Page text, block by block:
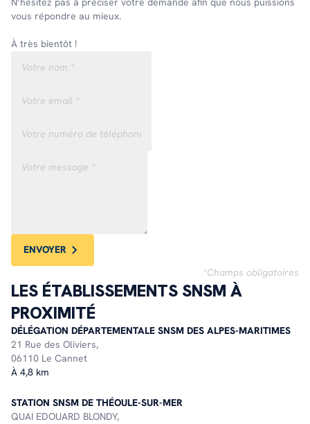
N’hésitez pas à préciser votre demande afin que nous puissions
vous répondre au mieux.
À très bientôt !
ENVOYER
*Champs obligatoires
LES ÉTABLISSEMENTS SNSM À
PROXIMITÉ
DÉLÉGATION DÉPARTEMENTALE SNSM DES ALPES-MARITIMES
21 Rue des Oliviers,
06110 Le Cannet
À 4,8 km
STATION SNSM DE THÉOULE-SUR-MER
QUAI EDOUARD BLONDY,